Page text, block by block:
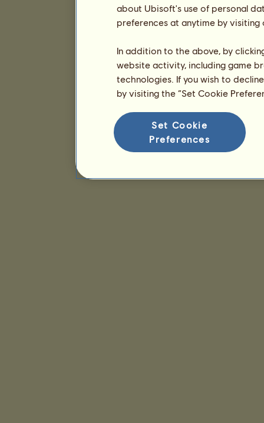
about Ubisoft's use of personal
preferences at anytime by
In addition to the above, by
website activity, including game
technologies. If you wish to
by visiting the “Set Cookie
Set Cookie
Preferences